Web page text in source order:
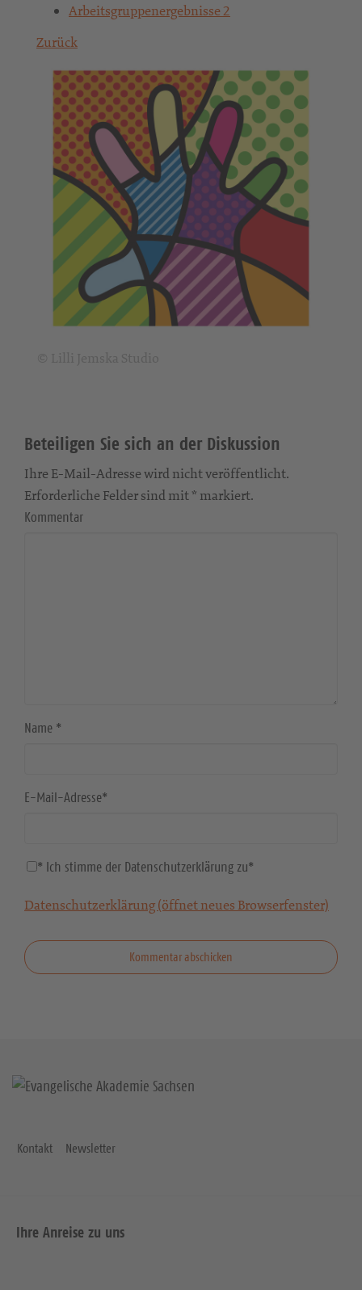
Arbeitsgruppenergebnisse 2
Zurück
Beteiligen Sie sich an der Diskussion
Ihre E-Mail-Adresse wird nicht veröffentlicht.
Erforderliche Felder sind mit * markiert.
Kommentar
Name *
E-Mail-Adresse*
* Ich stimme der Datenschutzerklärung zu*
Datenschutzerklärung (öffnet neues Browserfenster)
Kontakt Newsletter
Ihre Anreise zu uns